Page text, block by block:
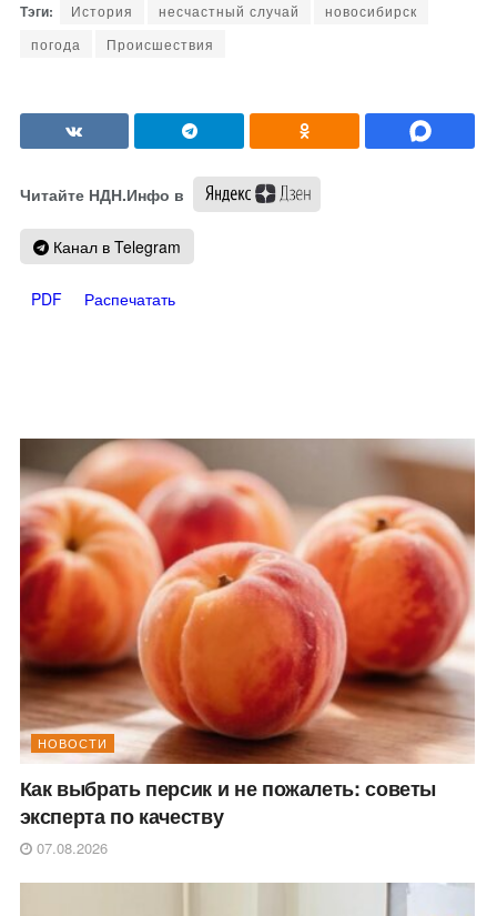
История несчастный случай
новосибирск
погода
Происшествия
Читайте НДН.Инфо в
Канал в Telegram
PDF Распечатать
НОВОСТИ
Как выбрать персик и не пожалеть: советы
эксперта по качеству
07.08.2026